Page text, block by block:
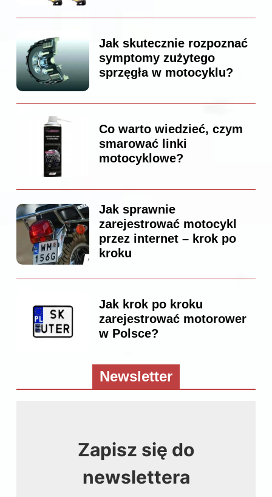
Jak skutecznie rozpoznać
symptomy zużytego
sprzęgła w motocyklu?
Co warto wiedzieć, czym
smarować linki
motocyklowe?
Jak sprawnie
zarejestrować motocykl
przez internet – krok po
kroku
Jak krok po kroku
zarejestrować motorower
w Polsce?
Newsletter
Zapisz się do
newslettera